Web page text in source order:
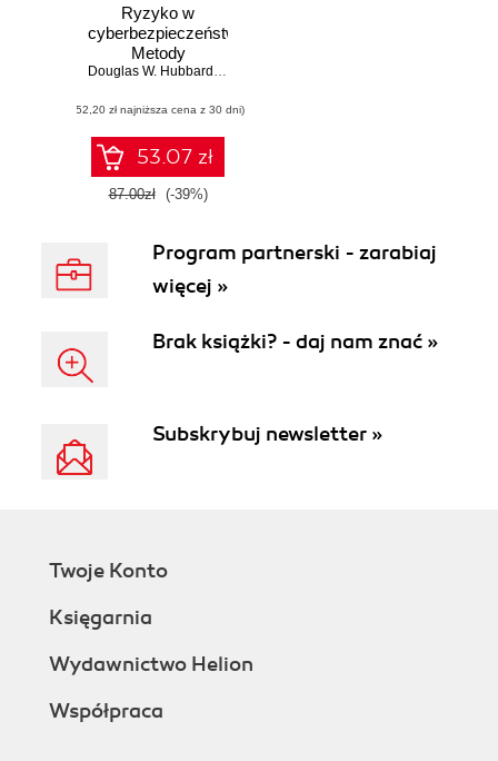
Ryzyko w
cyberbezpieczeństwie.
Metody
modelowania,
szacowania
ryzyka. Wydanie II
Douglas W. Hubbard
,Richard Seiersen
(52,20 zł najniższa cena z 30 dni)
53.07 zł
87.00zł (-39%)
Program partnerski - zarabiaj
więcej »
Brak książki? - daj nam znać »
Subskrybuj newsletter »
Twoje Konto
Księgarnia
Wydawnictwo Helion
Współpraca